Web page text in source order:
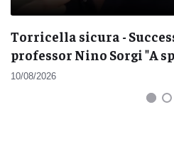
Torricella sicura -
professor Nino Sorgi "A
10/08/2026